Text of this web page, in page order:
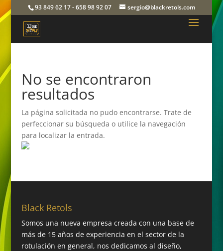
93 849 62 17 - 658 98 92 07 sergio@blackretols.com
No se encontraron
resultados
La página solicitada no pudo encontrarse. Trate de
perfeccionar su búsqueda o utilice la navegación
para localizar la entrada.
Black Retols
Somos una nueva empresa creada con una base de
más de 15 años de experiencia en el sector de la
rotulación en general, nos dedicamos al diseño,